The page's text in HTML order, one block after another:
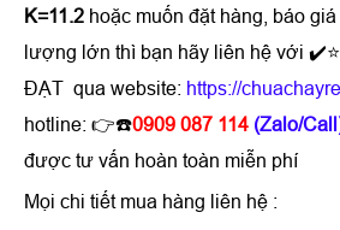
K=11.2 hoặc muốn đặt hàng, báo
lượng lớn thì bạn hãy liên hệ với
ĐẠT qua website: https://
hotline: 👉☎️0909 087 114 (Zalo/
được tư vấn hoàn toàn miễn phí
Mọi chi tiết mua hàng liên hệ :